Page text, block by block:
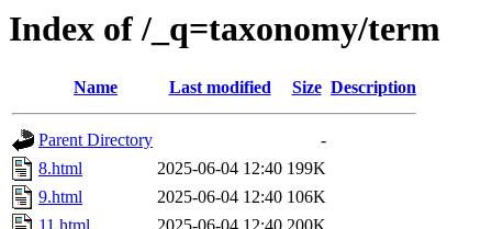
Index of /_q=taxonomy/term
Name Last modified Size Description
Parent Directory
-
8.html
2025-06-04 12:40 199K
9.html
2025-06-04 12:40 106K